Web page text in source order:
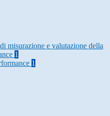
misurazione e valutazione della
1
1